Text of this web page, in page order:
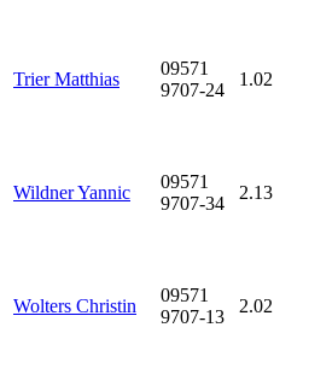
Trier Matthias
09571
9707-24
1.02
Wildner Yannic
09571
9707-34
2.13
Wolters Christin
09571
9707-13
2.02